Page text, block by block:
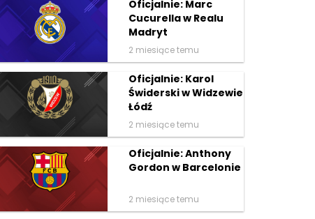
Oficjalnie: Marc
Cucurella w Realu
Madryt
2 miesiące temu
Oficjalnie: Karol
Świderski w Widzewie
Łódź
2 miesiące temu
Oficjalnie: Anthony
Gordon w Barcelonie
2 miesiące temu